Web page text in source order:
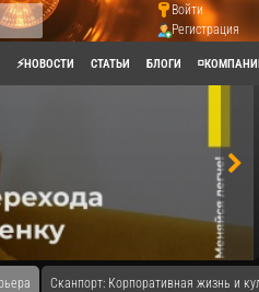
Войти
Регистрация
⚡НОВОСТИ СТАТЬИ БЛОГИ
Сканпорт: Корпоративная жизнь и